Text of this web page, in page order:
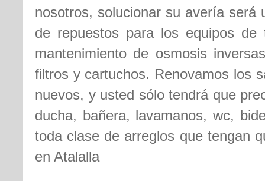
nosotros, solucionar su avería será
de repuestos para los equipos
mantenimiento de osmosis
filtros y cartuchos. Renovamos los
nuevos, y usted sólo tendrá que
ducha, bañera, lavamanos, wc,
toda clase de arreglos que tengan
en Atalalla